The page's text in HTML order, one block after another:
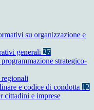
su organizzazione e
generali 27
strategico-
e codice di condotta 12
cittadini e imprese